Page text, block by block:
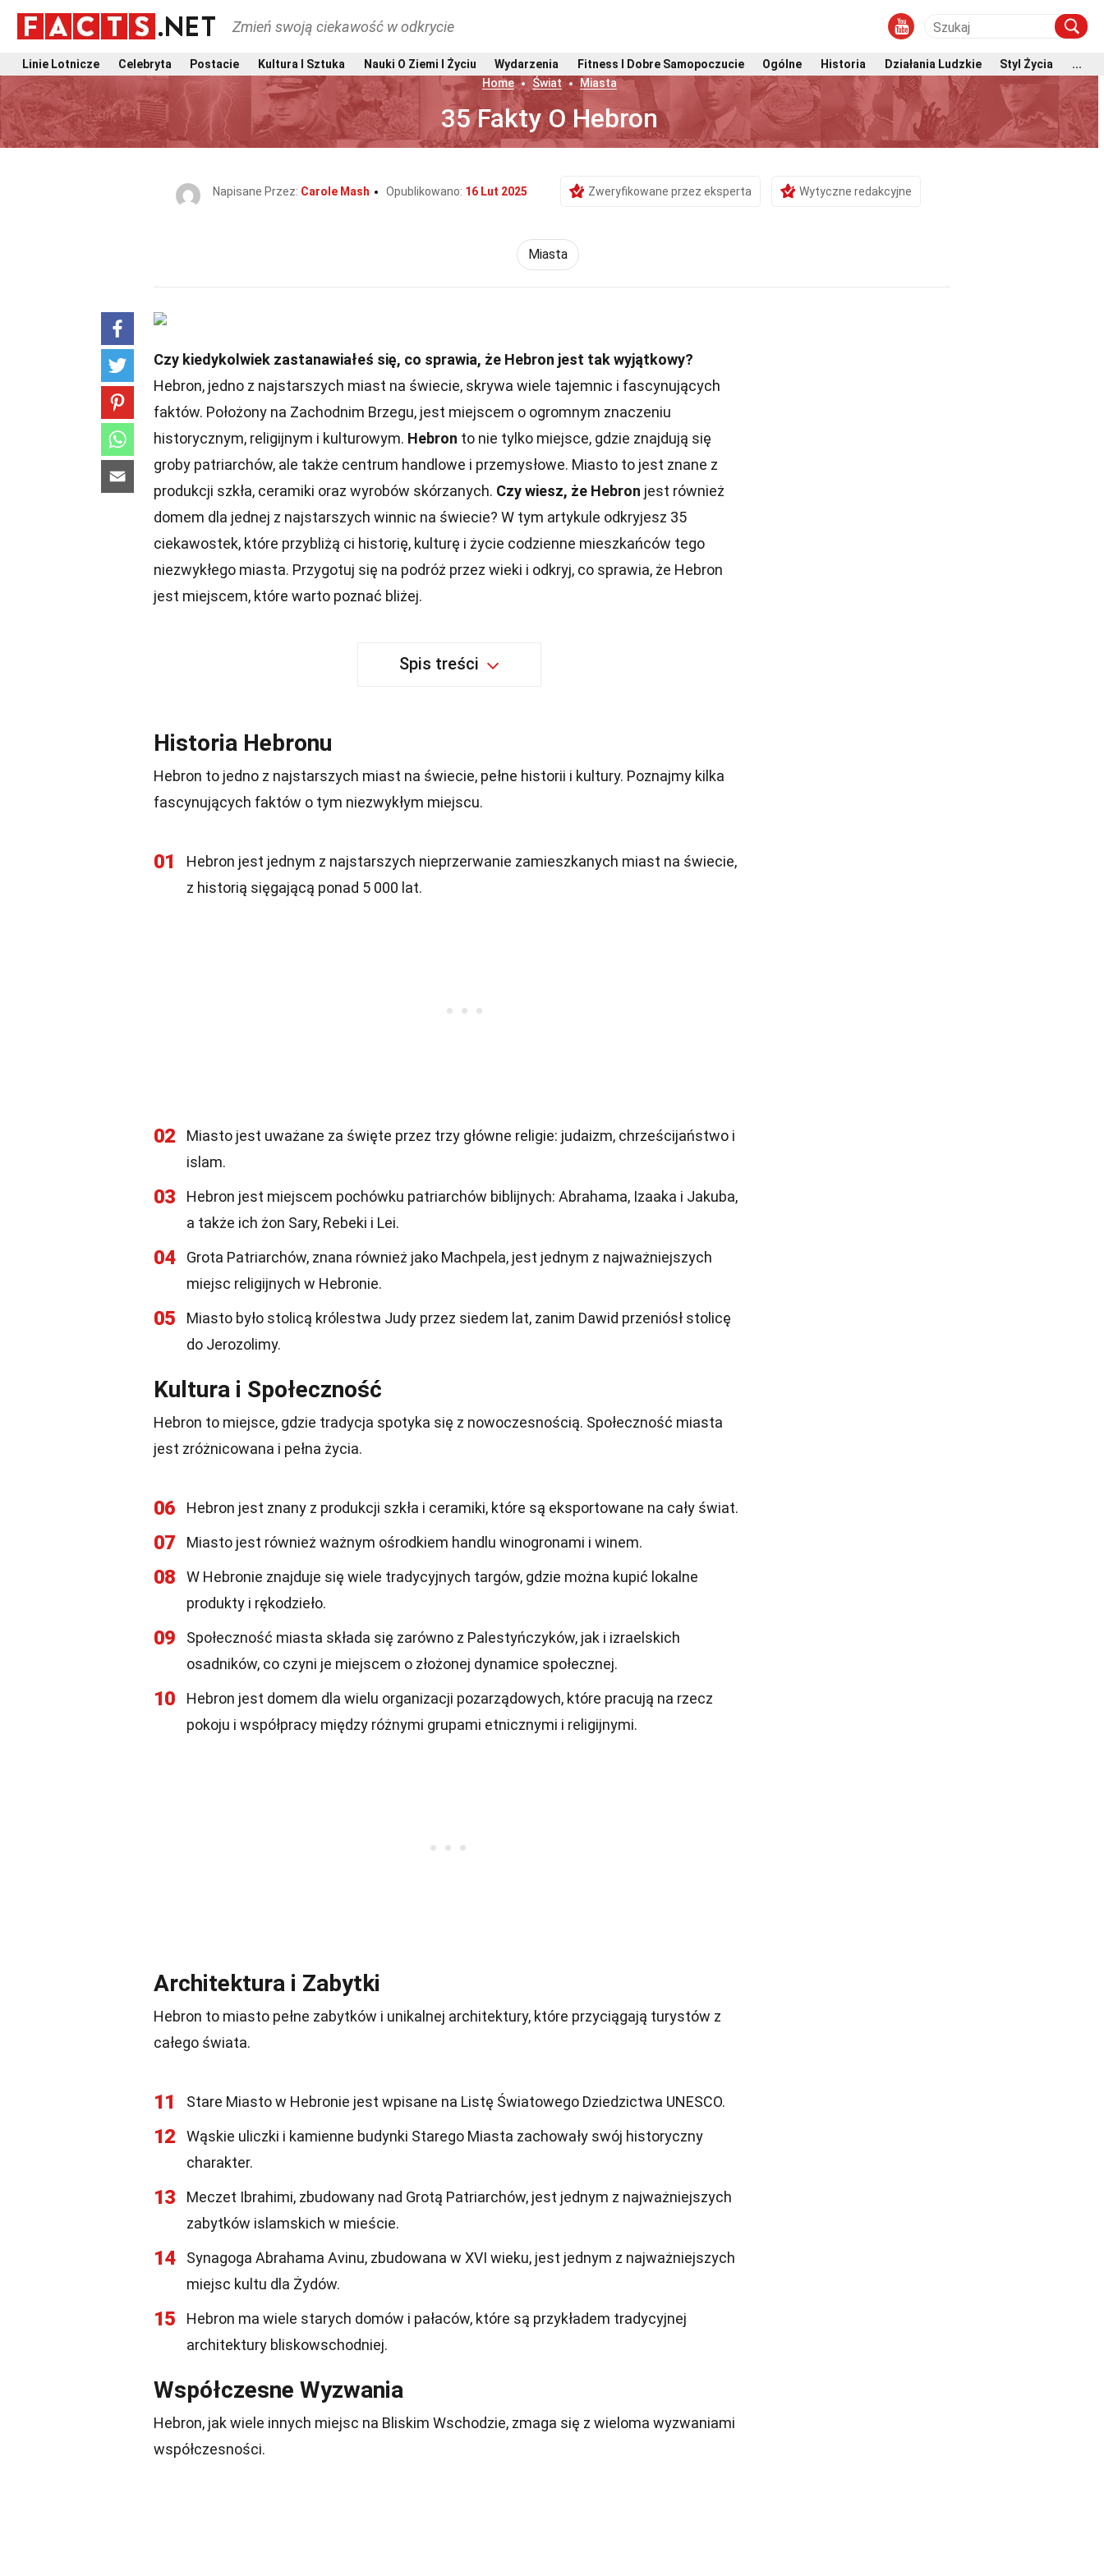
Zmień swoją ciekawość w odkrycie
Linie Lotnicze Celebryta Postacie Kultura I Sztuka Nauki O Ziemi I Życiu Wydarzenia Fitness I Dobre Samopoczucie Ogólne Historia Działania Ludzkie Styl Życia
...
Home
Świat Miasta
35 Fakty O Hebron
Napisane Przez: Carole Mash Opublikowano: 16 Lut 2025 Zweryfikowane przez eksperta Wytyczne redakcyjne
Miasta
Czy kiedykolwiek zastanawiałeś się, co sprawia, że Hebron jest tak wyjątkowy?
Hebron, jedno z najstarszych miast na świecie, skrywa wiele tajemnic i fascynujących
faktów. Położony na Zachodnim Brzegu, jest miejscem o ogromnym znaczeniu
historycznym, religijnym i kulturowym. Hebron to nie tylko miejsce, gdzie znajdują się
groby patriarchów, ale także centrum handlowe i przemysłowe. Miasto to jest znane z
produkcji szkła, ceramiki oraz wyrobów skórzanych. Czy wiesz, że Hebron jest również
domem dla jednej z najstarszych winnic na świecie? W tym artykule odkryjesz 35
ciekawostek, które przybliżą ci historię, kulturę i życie codzienne mieszkańców tego
niezwykłego miasta. Przygotuj się na podróż przez wieki i odkryj, co sprawia, że Hebron
jest miejscem, które warto poznać bliżej.
Spis treści
Historia Hebronu
Hebron to jedno z najstarszych miast na świecie, pełne historii i kultury. Poznajmy kilka
fascynujących faktów o tym niezwykłym miejscu.
01
Hebron jest jednym z najstarszych nieprzerwanie zamieszkanych miast na świecie,
z historią sięgającą ponad 5 000 lat.
02
Miasto jest uważane za święte przez trzy główne religie: judaizm, chrześcijaństwo i
islam.
03
Hebron jest miejscem pochówku patriarchów biblijnych: Abrahama, Izaaka i Jakuba,
a także ich żon Sary, Rebeki i Lei.
04
Grota Patriarchów, znana również jako Machpela, jest jednym z najważniejszych
miejsc religijnych w Hebronie.
05
Miasto było stolicą królestwa Judy przez siedem lat, zanim Dawid przeniósł stolicę
do Jerozolimy.
Kultura i Społeczność
Hebron to miejsce, gdzie tradycja spotyka się z nowoczesnością. Społeczność miasta
jest zróżnicowana i pełna życia.
06 Hebron jest znany z produkcji szkła i ceramiki, które są eksportowane na cały świat.
07 Miasto jest również ważnym ośrodkiem handlu winogronami i winem.
08
W Hebronie znajduje się wiele tradycyjnych targów, gdzie można kupić lokalne
produkty i rękodzieło.
09
Społeczność miasta składa się zarówno z Palestyńczyków, jak i izraelskich
osadników, co czyni je miejscem o złożonej dynamice społecznej.
10
Hebron jest domem dla wielu organizacji pozarządowych, które pracują na rzecz
pokoju i współpracy między różnymi grupami etnicznymi i religijnymi.
Architektura i Zabytki
Hebron to miasto pełne zabytków i unikalnej architektury, które przyciągają turystów z
całego świata.
11 Stare Miasto w Hebronie jest wpisane na Listę Światowego Dziedzictwa UNESCO.
12
Wąskie uliczki i kamienne budynki Starego Miasta zachowały swój historyczny
charakter.
13
Meczet Ibrahimi, zbudowany nad Grotą Patriarchów, jest jednym z najważniejszych
zabytków islamskich w mieście.
14
Synagoga Abrahama Avinu, zbudowana w XVI wieku, jest jednym z najważniejszych
miejsc kultu dla Żydów.
15
Hebron ma wiele starych domów i pałaców, które są przykładem tradycyjnej
architektury bliskowschodniej.
Współczesne Wyzwania
Hebron, jak wiele innych miejsc na Bliskim Wschodzie, zmaga się z wieloma wyzwaniami
współczesności.